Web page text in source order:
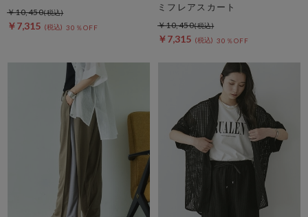
￥7,315 30％OFF
￥10,450
ミフレアスカート
￥7,315 30％OFF
￥10,450